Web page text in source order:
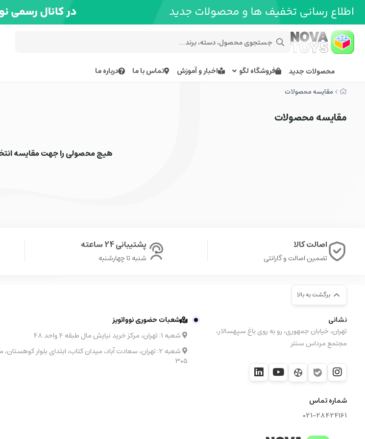
محصولات جدید فروشگاه لگو اخبار و آموزش تماس با ما درباره ما
مقایسه محصولات
مقایسه محصولات
هیچ محصولی را جهت مقایسه
اصالت کالا
تضمین اصالت و گارانتی
پشتیبانی 24 ساعته
شنبه تا چهارشنبه
برگشت به بالا
نشانی
تهران، خیابان جمهوری، رو به روی باغ سپهسالار،
مجتمع مرداس سنتر
شماره تماس
021-28424161
شعبات حضوری نوواتویز
شعبه ۱: تهران، مرکز خرید نیایش مال طبقه 4 واحد 48
۳۰۵